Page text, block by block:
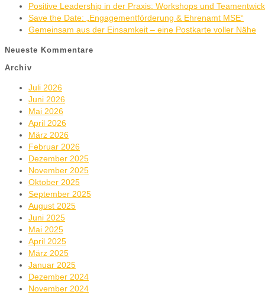
Positive Leadership in der Praxis: Workshops und
Save the Date: „Engagementförderung & Ehrenamt MSE“
Gemeinsam aus der Einsamkeit – eine Postkarte voller Nähe
Neueste Kommentare
Archiv
Juli 2026
Juni 2026
Mai 2026
April 2026
März 2026
Februar 2026
Dezember 2025
November 2025
Oktober 2025
September 2025
August 2025
Juni 2025
Mai 2025
April 2025
März 2025
Januar 2025
Dezember 2024
November 2024